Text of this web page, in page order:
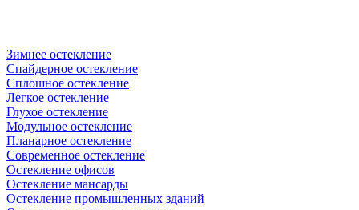
Зимнее остекление
Спайдерное остекление
Сплошное остекление
Легкое остекление
Глухое остекление
Модульное остекление
Планарное остекление
Современное остекление
Остекление офисов
Остекление мансарды
Остекление промышленных зданий